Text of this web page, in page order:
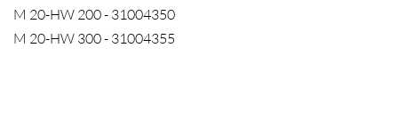
M 20-HW 200 - 31004350
M 20-HW 300 - 31004355